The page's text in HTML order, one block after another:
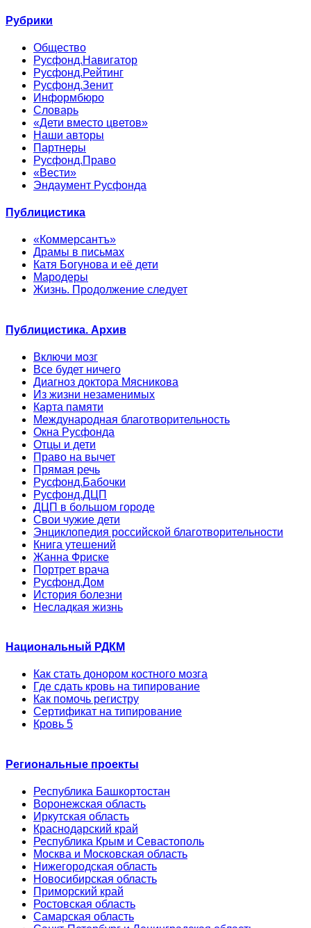
Рубрики
Общество
Русфонд.Навигатор
Русфонд.Рейтинг
Русфонд.Зенит
Информбюро
Словарь
«Дети вместо цветов»
Наши авторы
Партнеры
Русфонд.Право
«Вести»
Эндаумент Русфонда
Публицистика
«Коммерсантъ»
Драмы в письмах
Катя Богунова и её дети
Мародеры
Жизнь. Продолжение следует
Публицистика. Архив
Включи мозг
Все будет ничего
Диагноз доктора Мясникова
Из жизни незаменимых
Карта памяти
Международная благотворительность
Окна Русфонда
Отцы и дети
Право на вычет
Прямая речь
Русфонд.Бабочки
Русфонд.ДЦП
ДЦП в большом городе
Свои чужие дети
Энциклопедия российской благотворительности
Книга утешений
Жанна Фриске
Портрет врача
Русфонд.Дом
История болезни
Несладкая жизнь
Национальный РДКМ
Как стать донором костного мозга
Где сдать кровь на типирование
Как помочь регистру
Сертификат на типирование
Кровь 5
Региональные проекты
Республика Башкортостан
Воронежская область
Иркутская область
Краснодарский край
Республика Крым и Севастополь
Москва и Московская область
Нижегородская область
Новосибирская область
Приморский край
Ростовская область
Самарская область